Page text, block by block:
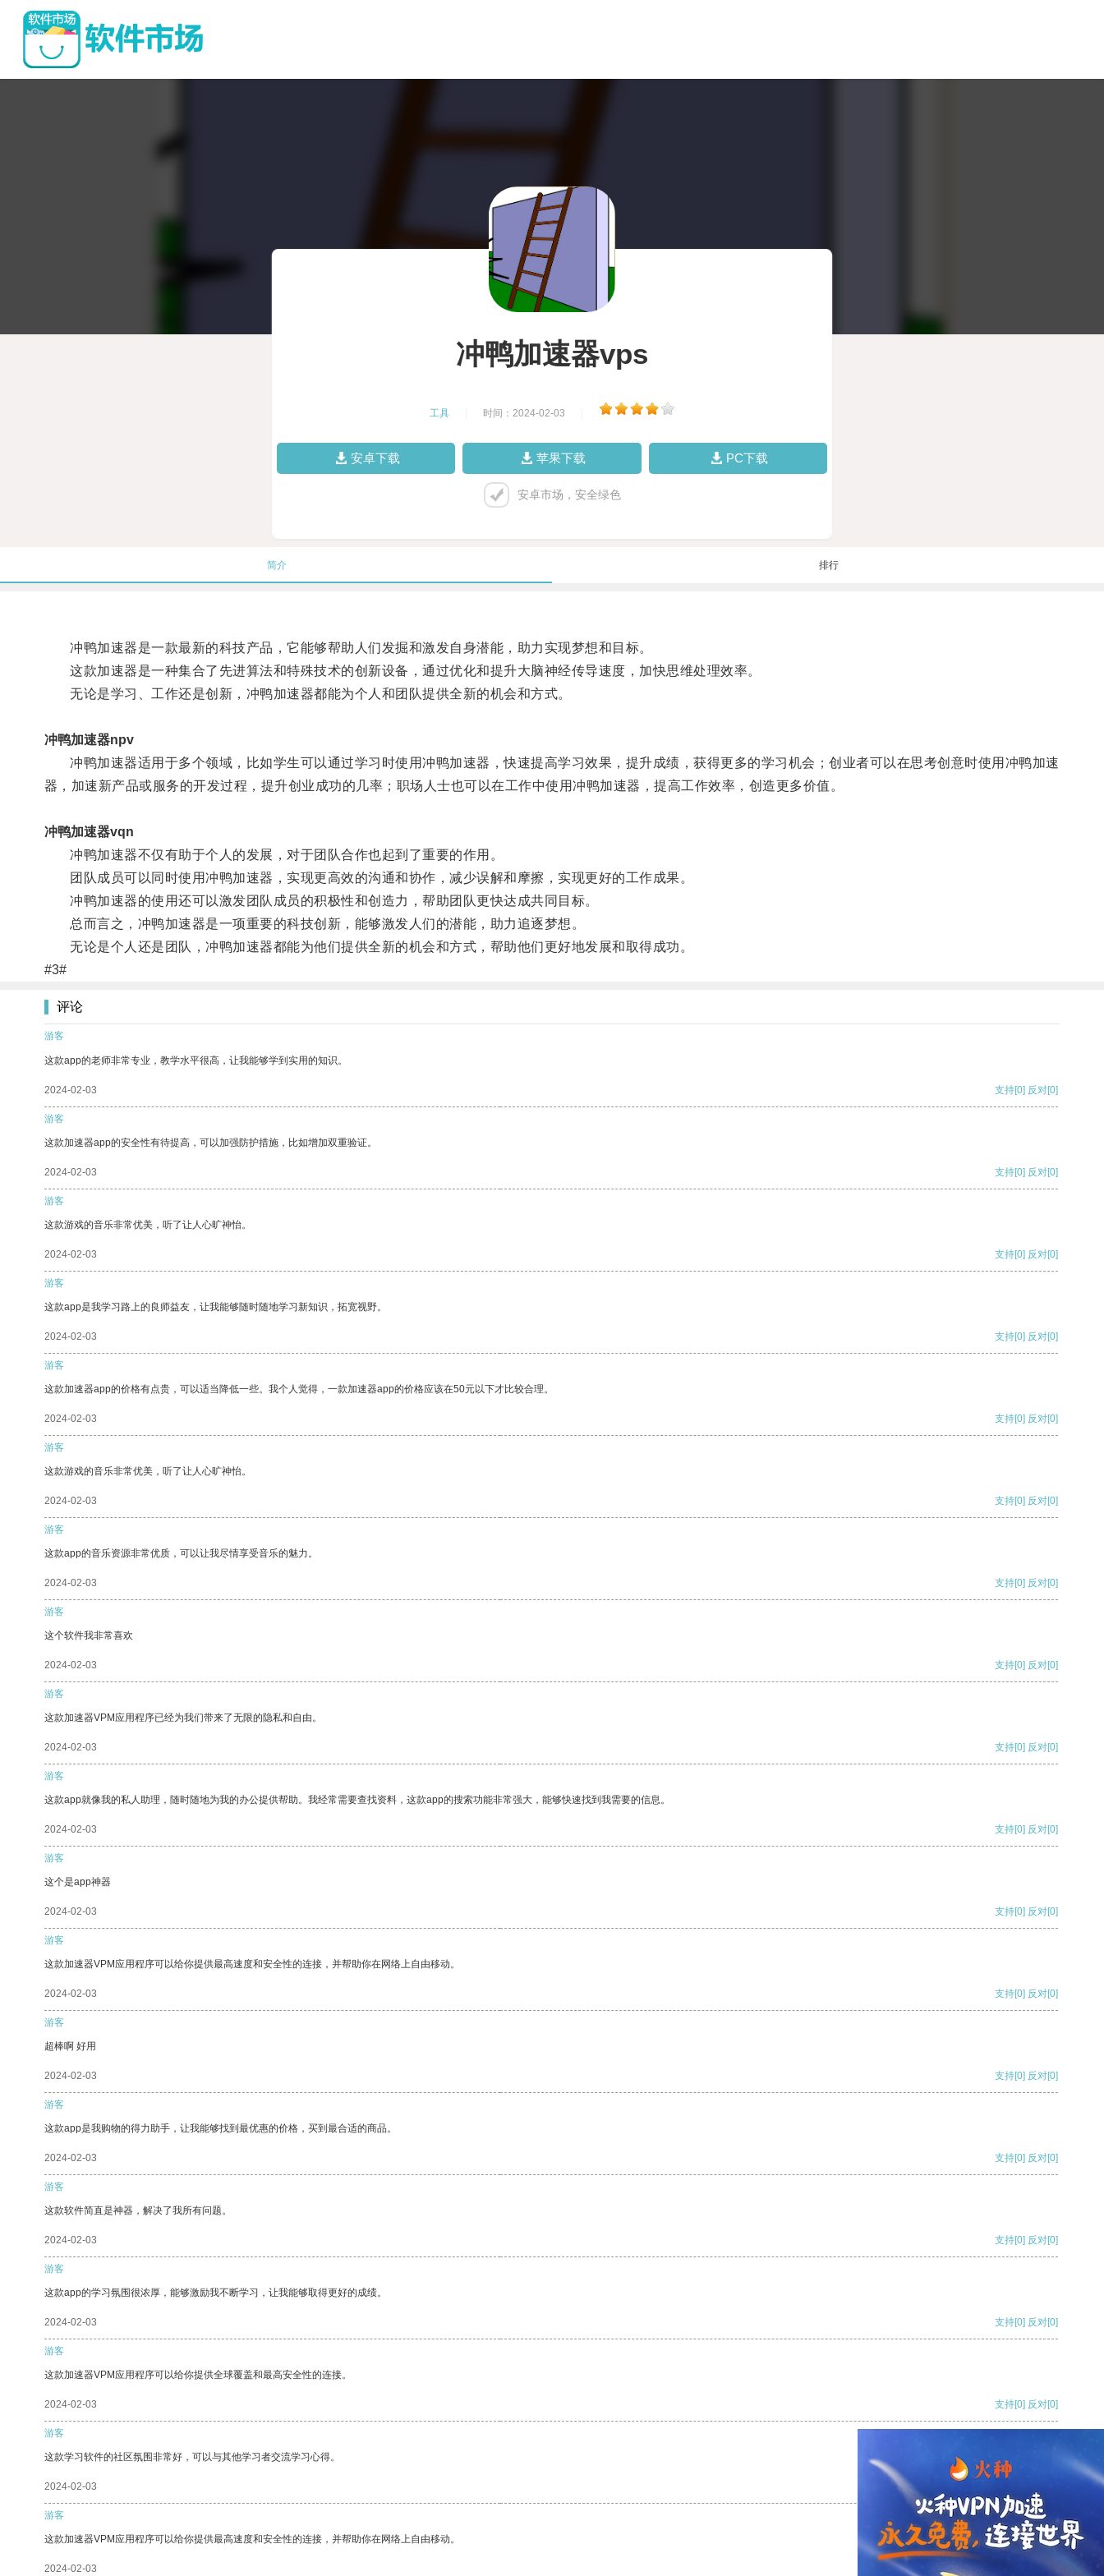
冲鸭加速器vps
工具 时间：2024-02-03
安卓下载 苹果下载 PC下载
安卓市场，安全绿色
简介 排行
冲鸭加速器是一款最新的科技产品，它能够帮助人们发掘和激发自身潜能，助力实现梦想和目标。
这款加速器是一种集合了先进算法和特殊技术的创新设备，通过优化和提升大脑神经传导速度，加快思维处理效率。
无论是学习、工作还是创新，冲鸭加速器都能为个人和团队提供全新的机会和方式。
冲鸭加速器npv
冲鸭加速器适用于多个领域，比如学生可以通过学习时使用冲鸭加速器，快速提高学习效果，提升成绩，获得更多的学习机会；创业者可以在思考创意时使用冲鸭加速
器，加速新产品或服务的开发过程，提升创业成功的几率；职场人士也可以在工作中使用冲鸭加速器，提高工作效率，创造更多价值。
冲鸭加速器vqn
冲鸭加速器不仅有助于个人的发展，对于团队合作也起到了重要的作用。
团队成员可以同时使用冲鸭加速器，实现更高效的沟通和协作，减少误解和摩擦，实现更好的工作成果。
冲鸭加速器的使用还可以激发团队成员的积极性和创造力，帮助团队更快达成共同目标。
总而言之，冲鸭加速器是一项重要的科技创新，能够激发人们的潜能，助力追逐梦想。
无论是个人还是团队，冲鸭加速器都能为他们提供全新的机会和方式，帮助他们更好地发展和取得成功。
#3#
评论
游客
这款app的老师非常专业，教学水平很高，让我能够学到实用的知识。
2024-02-03 支持[0] 反对[0]
游客
这款加速器app的安全性有待提高，可以加强防护措施，比如增加双重验证。
2024-02-03 支持[0] 反对[0]
游客
这款游戏的音乐非常优美，听了让人心旷神怡。
2024-02-03 支持[0] 反对[0]
游客
这款app是我学习路上的良师益友，让我能够随时随地学习新知识，拓宽视野。
2024-02-03 支持[0] 反对[0]
游客
这款加速器app的价格有点贵，可以适当降低一些。我个人觉得，一款加速器app的价格应该在50元以下才比较合理。
2024-02-03 支持[0] 反对[0]
游客
这款游戏的音乐非常优美，听了让人心旷神怡。
2024-02-03 支持[0] 反对[0]
游客
这款app的音乐资源非常优质，可以让我尽情享受音乐的魅力。
2024-02-03 支持[0] 反对[0]
游客
这个软件我非常喜欢
2024-02-03 支持[0] 反对[0]
游客
这款加速器VPM应用程序已经为我们带来了无限的隐私和自由。
2024-02-03 支持[0] 反对[0]
游客
这款app就像我的私人助理，随时随地为我的办公提供帮助。我经常需要查找资料，这款app的搜索功能非常强大，能够快速找到我需要的信息。
2024-02-03 支持[0] 反对[0]
游客
这个是app神器
2024-02-03 支持[0] 反对[0]
游客
这款加速器VPM应用程序可以给你提供最高速度和安全性的连接，并帮助你在网络上自由移动。
2024-02-03 支持[0] 反对[0]
游客
超棒啊 好用
2024-02-03 支持[0] 反对[0]
游客
这款app是我购物的得力助手，让我能够找到最优惠的价格，买到最合适的商品。
2024-02-03 支持[0] 反对[0]
游客
这款软件简直是神器，解决了我所有问题。
2024-02-03 支持[0] 反对[0]
游客
这款app的学习氛围很浓厚，能够激励我不断学习，让我能够取得更好的成绩。
2024-02-03 支持[0] 反对[0]
游客
这款加速器VPM应用程序可以给你提供全球覆盖和最高安全性的连接。
2024-02-03 支持[0] 反对[0]
游客
这款学习软件的社区氛围非常好，可以与其他学习者交流学习心得。
2024-02-03
游客
这款加速器VPM应用程序可以给你提供最高速度和安全性的连接，并帮助你在网络上自由移动。
2024-02-03 反对